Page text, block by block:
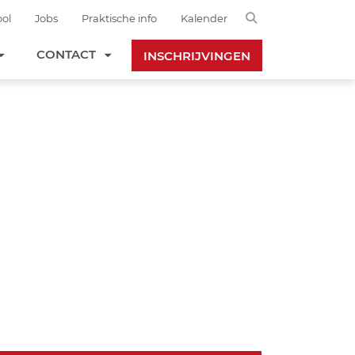
CONTACT INSCHRIJVINGEN
Jobs Praktische info KalenderSearch